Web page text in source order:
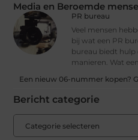
Media en Beroemde
PR bureau
Veel mensen
bij wat een PR
bureau biedt hulp
manieren. Wat
Een nieuw 06-nummer kopen?
Bericht categorie